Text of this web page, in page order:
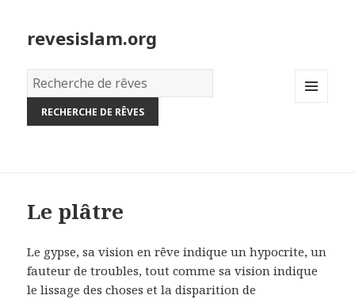
revesislam.org
Dictionnaire
des
rêves:
Le plâtre
Le gypse, sa vision en rêve indique un hypocrite, un
fauteur de troubles, tout comme sa vision indique
le lissage des choses et la disparition de